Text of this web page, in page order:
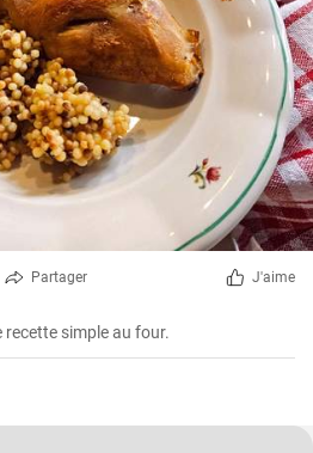
Partager J'aime
recette simple au four.